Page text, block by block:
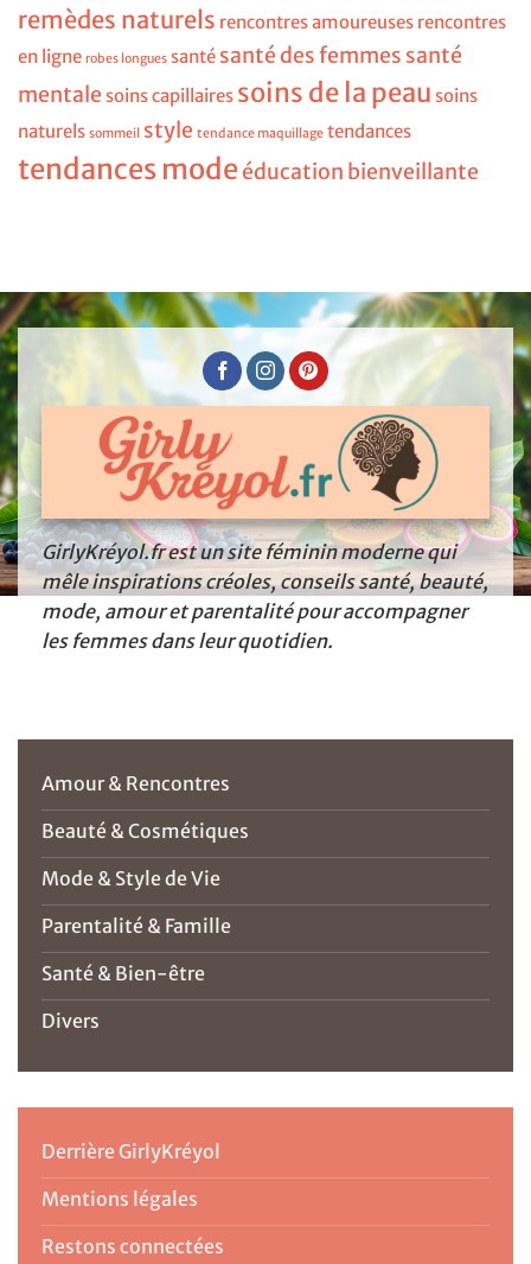
remèdes naturels rencontres amoureuses rencontres
en ligne robes longues santé santé des femmes santé
mentale soins capillaires soins de la peau soins
naturels sommeil style tendance maquillage tendances
tendances mode éducation bienveillante
GirlyKréyol.fr est un site féminin moderne qui
mêle inspirations créoles, conseils santé, beauté,
mode, amour et parentalité pour accompagner
les femmes dans leur quotidien.
Amour & Rencontres
Beauté & Cosmétiques
Mode & Style de Vie
Parentalité & Famille
Santé & Bien-être
Divers
Derrière GirlyKréyol
Mentions légales
Restons connectées